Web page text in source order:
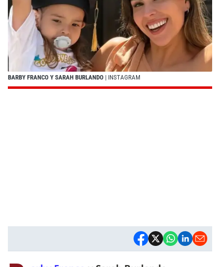
BARBY FRANCO Y SARAH BURLANDO | INSTAGRAM